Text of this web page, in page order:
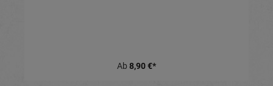
Ab 8,90 €*